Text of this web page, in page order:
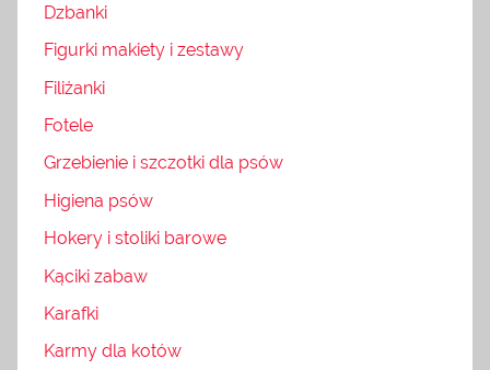
Dzbanki
Figurki makiety i zestawy
Filiżanki
Fotele
Grzebienie i szczotki dla psów
Higiena psów
Hokery i stoliki barowe
Kąciki zabaw
Karafki
Karmy dla kotów